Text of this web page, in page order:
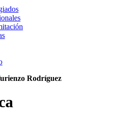
Rodríguez